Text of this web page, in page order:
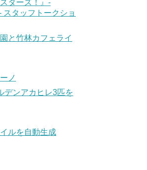
ターズ！』-
スタッフトークショ
と竹林カフェライ
ノ
デンアカヒレ3匹を
ルを自動生成